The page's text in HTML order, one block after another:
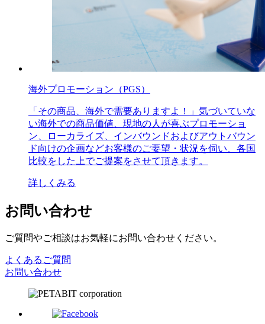
海外プロモーション（PGS）
「その商品、海外で需要ありますよ！」気づいていな
い海外での商品価値、現地の人が喜ぶプロモーショ
ン、ローカライズ、インバウンドおよびアウトバウン
ド向けの企画などお客様のご要望・状況を伺い、各国
比較をした上でご提案をさせて頂きます。
詳しくみる
お問い合わせ
ご質問やご相談はお気軽にお問い合わせください。
よくあるご質問
お問い合わせ